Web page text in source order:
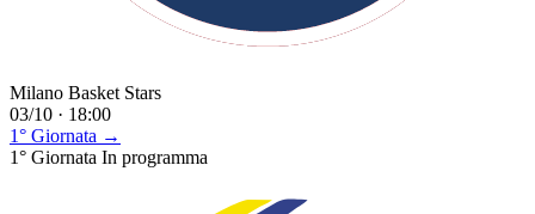
Milano Basket Stars
03/10 · 18:00
1° Giornata →
1° Giornata In programma